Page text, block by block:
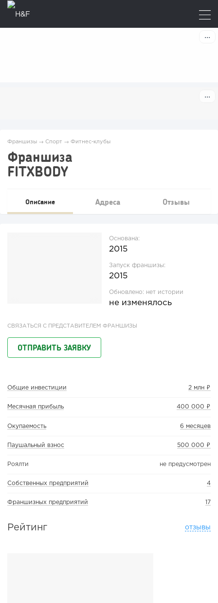
Франшизы → Спорт → Фитнес-клубы
Франшиза
FITXBODY
Описание Адреса Отзывы
Основана:
2015
Запуск франшизы:
2015
Обновлено: нет истории
не изменялось
СВЯЗАТЬСЯ С ПРЕДСТАВИТЕЛЕМ ФРАНШИЗЫ
ОТПРАВИТЬ ЗАЯВКУ
Общие инвестиции 2 млн ₽
Месячная прибыль 400 000 ₽
Окупаемость 6 месяцев
Паушальный взнос 500 000 ₽
Роялти не предусмотрен
Собственных предприятий 4
Франшизных предприятий 17
Рейтинг отзывы